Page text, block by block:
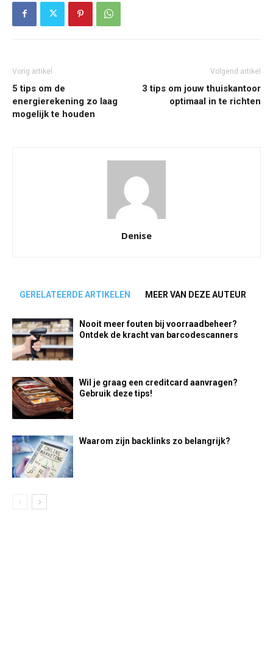
Vorig artikel
5 tips om de
energierekening zo laag
mogelijk te houden
Volgend artikel
3 tips om jouw thuiskantoor
optimaal in te richten
Denise
GERELATEERDE ARTIKELEN MEER VAN DEZE AUTEUR
Nooit meer fouten bij voorraadbeheer?
Ontdek de kracht van barcodescanners
Wil je graag een creditcard aanvragen?
Gebruik deze tips!
Waarom zijn backlinks zo belangrijk?